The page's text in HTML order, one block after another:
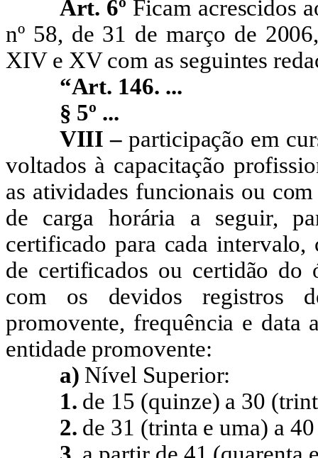
Art. 6º Ficam acrescidos
nº 58, de 31 de março de
XIV e XV com as seguintes
“Art. 146. ...
§ 5º ...
VIII – participação em
voltados à capacitação
as atividades funcionais ou
de carga horária a seguir,
certificado para cada
de certificados ou certidão do
com os devidos registros
promovente, frequência e data
entidade promovente:
a) Nível Superior:
1. de 15 (quinze) a 30
2. de 31 (trinta e uma) a